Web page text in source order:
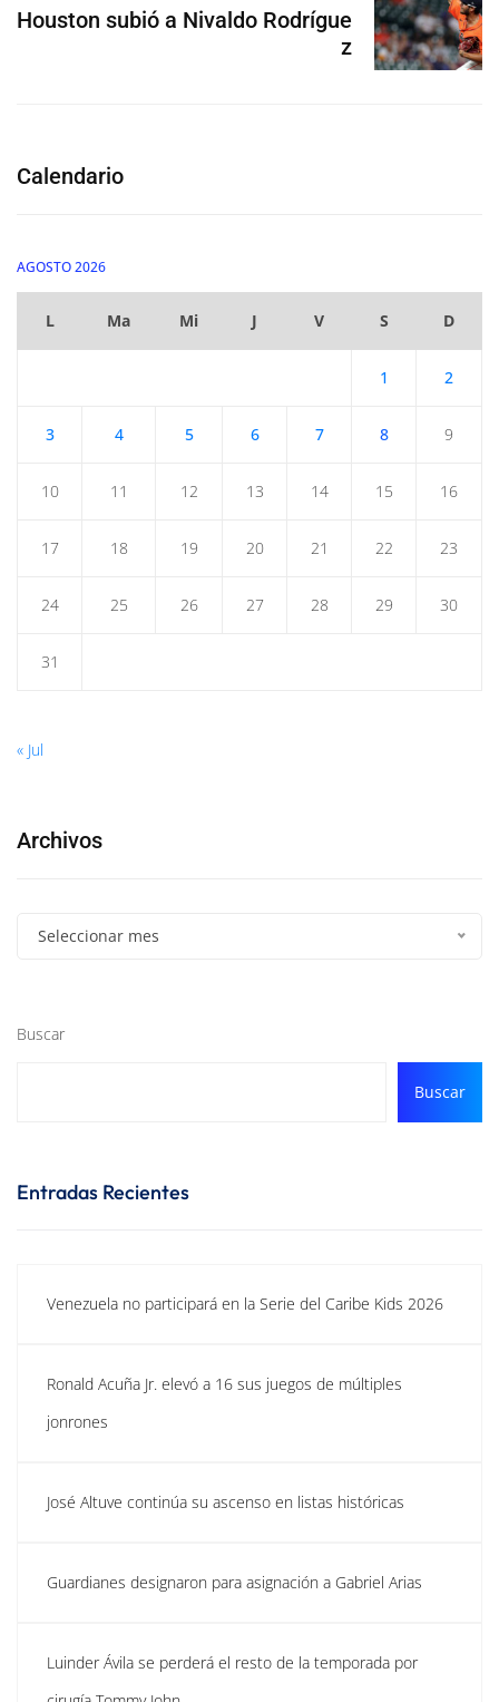
Houston subió a Nivaldo Rodrígue
z
Calendario
AGOSTO 2026
L Ma Mi J V S D
1 2
3 4 5 6 7 8 9
10 11 12 13 14 15 16
17 18 19 20 21 22 23
24 25 26 27 28 29 30
31
« Jul
Archivos
Seleccionar mes
Buscar
Buscar
Entradas Recientes
Venezuela no participará en la Serie del Caribe Kids 2026
Ronald Acuña Jr. elevó a 16 sus juegos de múltiples
jonrones
José Altuve continúa su ascenso en listas históricas
Guardianes designaron para asignación a Gabriel Arias
Luinder Ávila se perderá el resto de la temporada por